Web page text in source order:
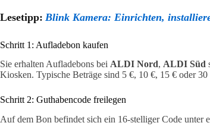
Lesetipp: Blink Kamera: Einrichten,
Schritt 1: Aufladebon kaufen
Sie erhalten Aufladebons bei ALDI Nord, ALDI Süd
Kiosken. Typische Beträge sind 5 €, 10 €, 15 € oder 30
Schritt 2: Guthabencode freilegen
Auf dem Bon befindet sich ein 16-stelliger Code unter